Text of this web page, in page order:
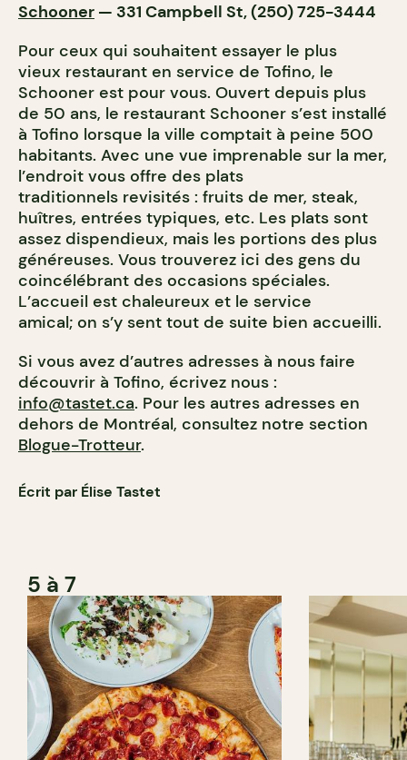
Schooner — 331 Campbell St, (250) 725-3444
Pour ceux qui souhaitent essayer le plus
vieux restaurant en service de Tofino, le
Schooner est pour vous. Ouvert depuis plus
de 50 ans, le restaurant Schooner s’est installé
à Tofino lorsque la ville comptait à peine 500
habitants. Avec une vue imprenable sur la mer,
l’endroit vous offre des plats
traditionnels revisités : fruits de mer, steak,
huîtres, entrées typiques, etc. Les plats sont
assez dispendieux, mais les portions des plus
généreuses. Vous trouverez ici des gens du
coincélébrant des occasions spéciales.
L’accueil est chaleureux et le service
amical; on s’y sent tout de suite bien accueilli.
Si vous avez d’autres adresses à nous faire
découvrir à Tofino, écrivez nous :
info@tastet.ca. Pour les autres adresses en
dehors de Montréal, consultez notre section
Blogue-Trotteur.
Écrit par Élise Tastet
5 à 7